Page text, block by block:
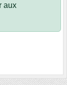
aux